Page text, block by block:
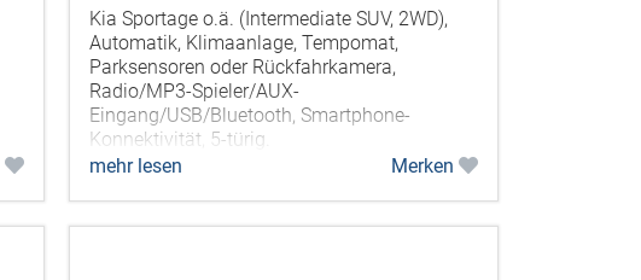
Kia Sportage o.ä. (Intermediate SUV, 2WD),
Automatik, Klimaanlage, Tempomat,
Parksensoren oder Rückfahrkamera,
Radio/MP3-Spieler/AUX-
Eingang/USB/Bluetooth, Smartphone-
Konnektivität, 5-türig.
mehr lesen
Merken